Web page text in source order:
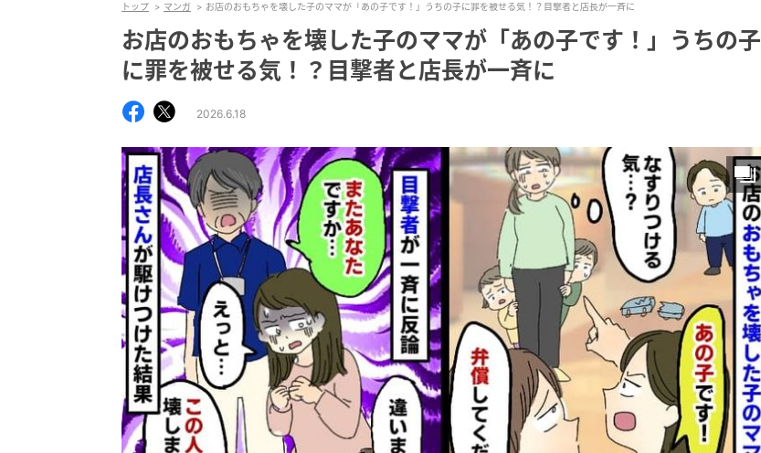
トップ マンガ お店のおもちゃを壊した子のママが「あの子です！」うちの子に罪を被せる気！？目撃者と店長が一斉に
お店のおもちゃを壊した子のママが「あの子です！」うちの子
に罪を被せる気！？目撃者と店長が一斉に
2026.6.18